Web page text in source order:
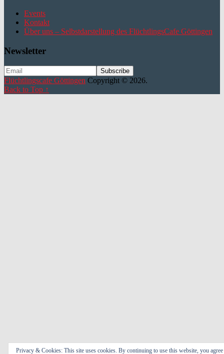
Events
Kontakt
Über uns – Selbstdarstellung des FlüchtlingsCafe Göttingen
Newsletter
Flüchtlingscafe Göttingen Copyright © 2026.
Back to Top ↑
Privacy & Cookies: This site uses cookies. By continuing to use this website, you agree